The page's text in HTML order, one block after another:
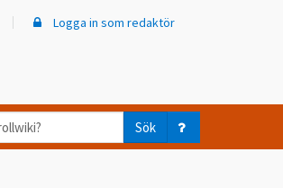
Logga in som redaktör
Sök